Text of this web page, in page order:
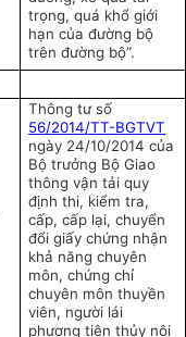
trọng, quá khổ giới
hạn của đường bộ
trên đường bộ”.
Thông tư số
56/2014/TT-BGTVT
ngày 24/10/2014 của
Bộ trưởng Bộ Giao
thông vận tải quy
định thi, kiểm tra,
cấp, cấp lại, chuyển
đổi giấy chứng nhận
khả năng chuyên
môn, chứng chỉ
chuyên môn thuyền
viên, người lái
phương tiện thủy nội